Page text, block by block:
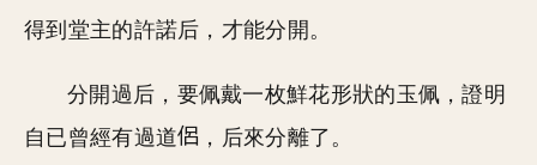
得到堂主的許諾后，才能分開。
分開過后，要佩戴一枚鮮花形狀的玉佩，證明
自已曾經有過道
，后來分離了。